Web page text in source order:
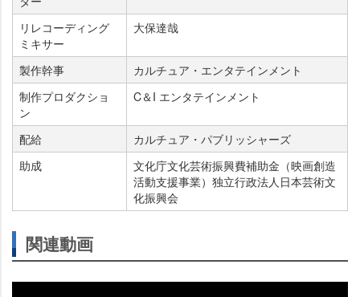
リレコーディング
ミキサー
大保達哉
製作幹事
カルチュア・エンタテインメント
制作プロダクショ
ン
C＆I エンタテインメント
配給
カルチュア・パブリッシャーズ
助成
文化庁文化芸術振興費補助金（映画創造
活動支援事業）独立行政法人日本芸術文
化振興会
関連動画